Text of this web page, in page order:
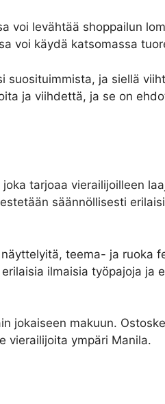
voi levähtää shoppailun
voi käydä katsomassa
ja siellä
ja viihdettä, ja se on
tarjoaa vierailijoilleen
säännöllisesti
teema- ja ruoka
ilmaisia työpajoja ja
jokaiseen makuun.
vierailijoita ympäri Manila.